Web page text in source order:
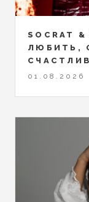
SOCRAT
ЛЮБИТЬ,
01.08.2026